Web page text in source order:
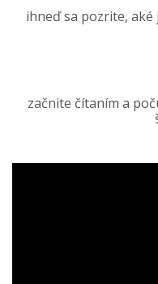
ihneď sa pozrite, aké
začnite čítaním a